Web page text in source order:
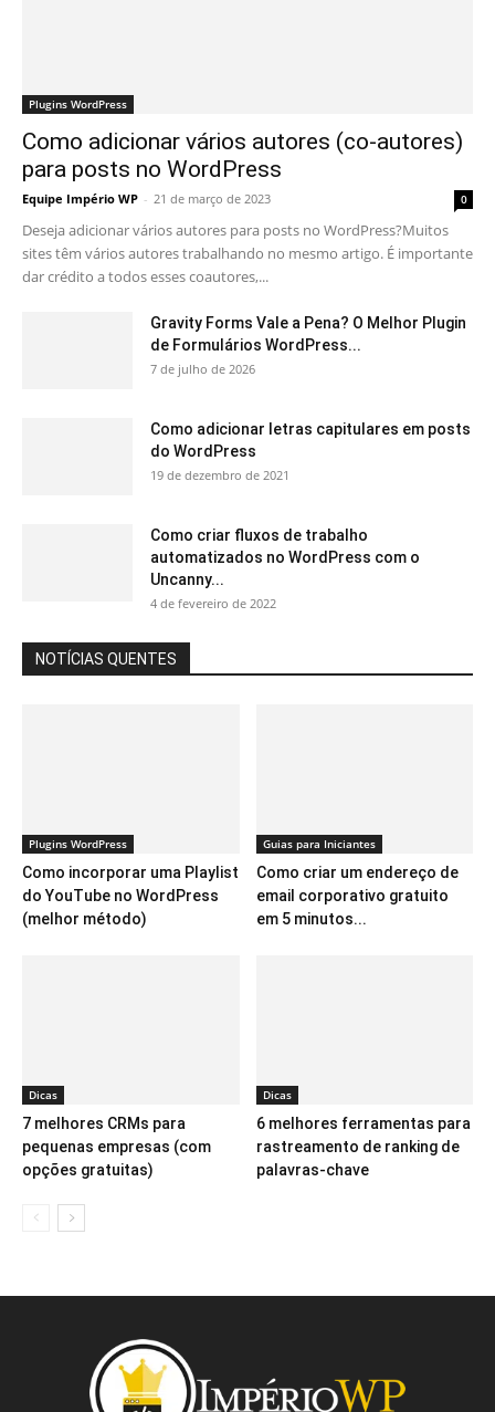
Plugins WordPress
Como adicionar vários autores (co-autores)
para posts no WordPress
Equipe Império WP - 21 de março de 2023 0
Deseja adicionar vários autores para posts no WordPress?Muitos
sites têm vários autores trabalhando no mesmo artigo. É importante
dar crédito a todos esses coautores,...
Gravity Forms Vale a Pena? O Melhor Plugin
de Formulários WordPress...
7 de julho de 2026
Como adicionar letras capitulares em posts
do WordPress
19 de dezembro de 2021
Como criar fluxos de trabalho
automatizados no WordPress com o
Uncanny...
4 de fevereiro de 2022
NOTÍCIAS QUENTES
Plugins WordPress
Como incorporar uma Playlist
do YouTube no WordPress
(melhor método)
Guias para Iniciantes
Como criar um endereço de
email corporativo gratuito
em 5 minutos...
Dicas
7 melhores CRMs para
pequenas empresas (com
opções gratuitas)
Dicas
6 melhores ferramentas para
rastreamento de ranking de
palavras-chave